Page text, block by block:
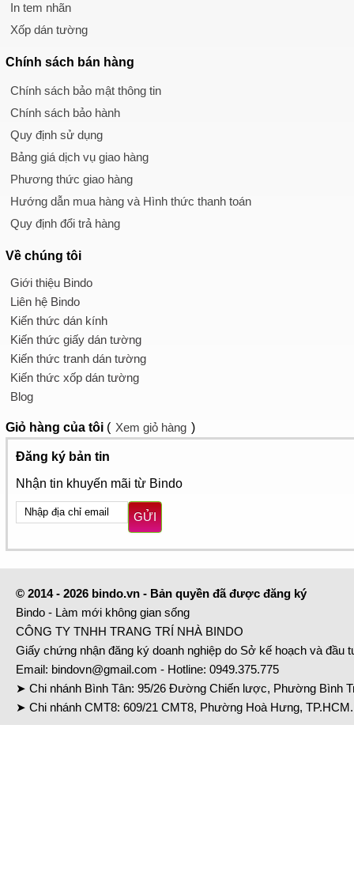
In tem nhãn
Xốp dán tường
Chính sách bán hàng
Chính sách bảo mật thông tin
Chính sách bảo hành
Quy định sử dụng
Bảng giá dịch vụ giao hàng
Phương thức giao hàng
Hướng dẫn mua hàng và Hình thức thanh toán
Quy định đổi trả hàng
Về chúng tôi
Giới thiệu Bindo
Liên hệ Bindo
Kiến thức dán kính
Kiến thức giấy dán tường
Kiến thức tranh dán tường
Kiến thức xốp dán tường
Blog
Giỏ hàng của tôi ( Xem giỏ hàng )
Đăng ký bản tin
Nhận tin khuyến mãi từ Bindo
GỬI
© 2014 - 2026 bindo.vn - Bản quyền đã được đăng ký
Bindo - Làm mới không gian sống
CÔNG TY TNHH TRANG TRÍ NHÀ BINDO
Giấy chứng nhận đăng ký doanh nghiệp do Sở kế hoạch và đầu
Email: bindovn@gmail.com - Hotline: 0949.375.775
➤ Chi nhánh Bình Tân: 95/26 Đường Chiến lược, Phường Bình
➤ Chi nhánh CMT8: 609/21 CMT8, Phường Hoà Hưng,